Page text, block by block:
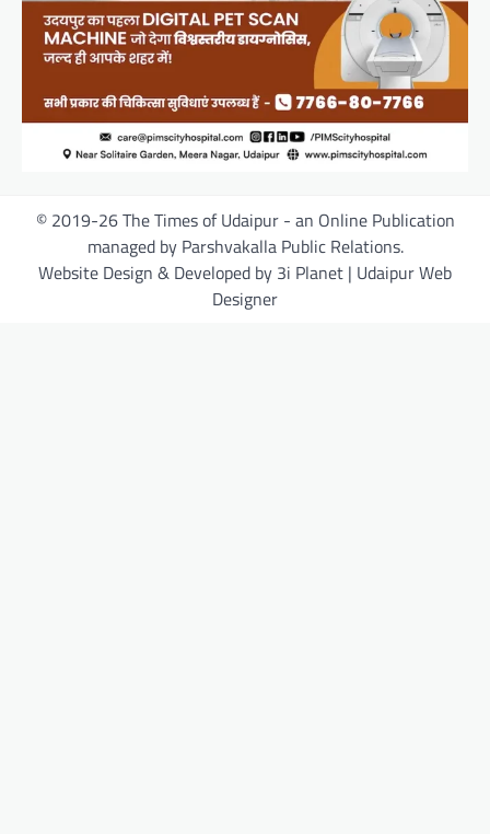
© 2019-26 The Times of Udaipur - an Online Publication
managed by Parshvakalla Public Relations.
Website Design & Developed by 3i Planet | Udaipur Web
Designer